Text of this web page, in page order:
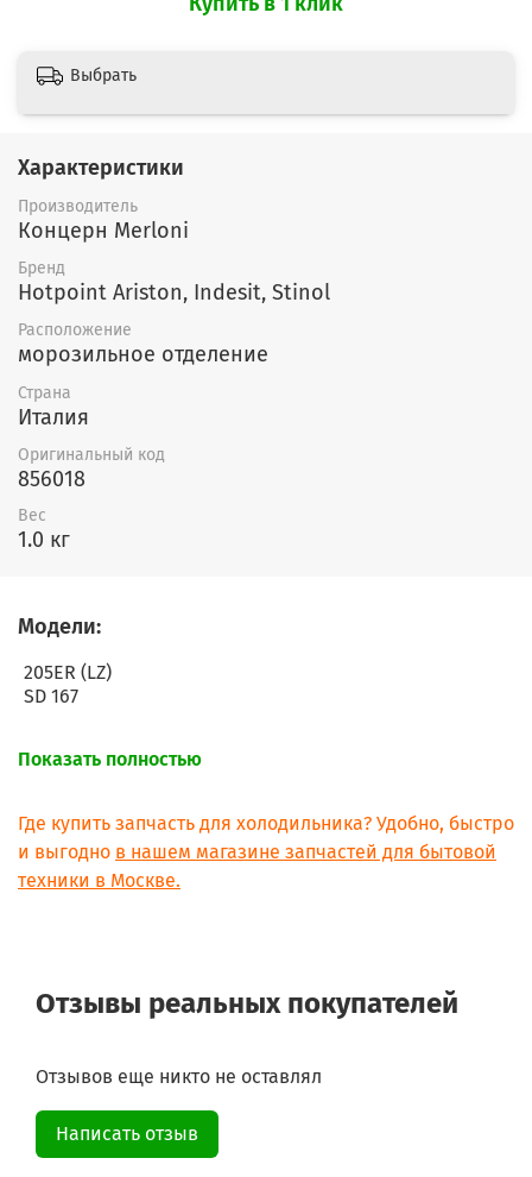
Выбрать
Характеристики
Производитель
Концерн Merloni
Бренд
Hotpoint Ariston, Indesit, Stinol
Расположение
морозильное отделение
Страна
Италия
Оригинальный код
856018
Вес
1.0 кг
Модели:
205ER (LZ)
SD 167
Показать полностью
Где купить запчасть для холодильника? Удобно, быстро
и выгодно в нашем магазине запчастей для бытовой
техники в Москве.
Отзывы реальных покупателей
Отзывов еще никто не оставлял
Написать отзыв